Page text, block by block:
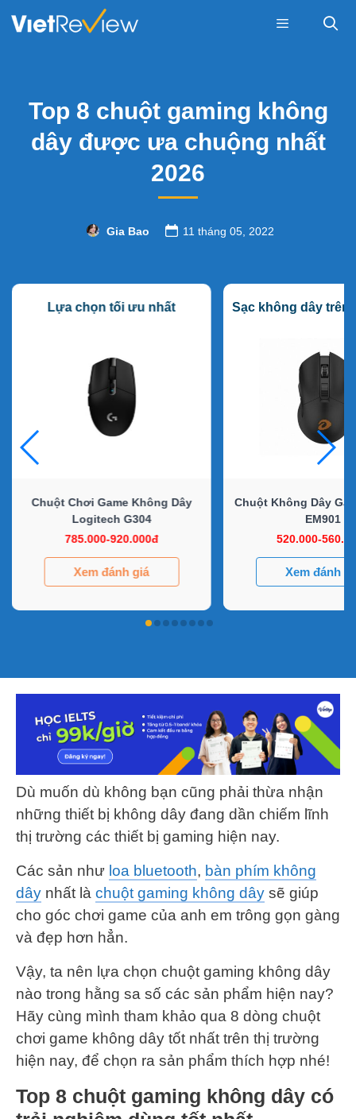
Top 8 chuột gaming không
dây được ưa chuộng nhất
2026
Gia Bao 11 tháng 05, 2022
Lựa chọn tối ưu nhất
Chuột Chơi Game Không Dây
Logitech G304
785.000-920.000đ
Xem đánh giá
Sạc không dây trên
Chuột Không Dây
EM901
520.000-
Xem đánh
Dù muốn dù không bạn cũng phải thừa nhận
những thiết bị không dây đang dần chiếm lĩnh
thị trường các thiết bị gaming hiện nay.
Các sản như loa bluetooth, bàn phím không
dây nhất là chuột gaming không dây sẽ giúp
cho góc chơi game của anh em trông gọn gàng
và đẹp hơn hẳn.
Vậy, ta nên lựa chọn chuột gaming không dây
nào trong hằng sa số các sản phẩm hiện nay?
Hãy cùng mình tham khảo qua 8 dòng chuột
chơi game không dây tốt nhất trên thị trường
hiện nay, để chọn ra sản phẩm thích hợp nhé!
Top 8 chuột gaming không dây có